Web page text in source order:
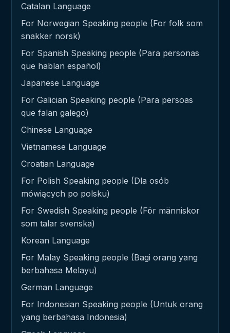
Catalan Language
For Norwegian Speaking people (For folk som
snakker norsk)
For Spanish Speaking people (Para personas
que hablan español)
Japanese Language
For Galician Speaking people (Para persoas
que falan galego)
Chinese Language
Vietnamese Language
Croatian Language
For Polish Speaking people (Dla osób
mówiących po polsku)
For Swedish Speaking people (För människor
som talar svenska)
Korean Language
For Malay Speaking people (Bagi orang yang
berbahasa Melayu)
German Language
For Indonesian Speaking people (Untuk orang
yang berbahasa Indonesia)